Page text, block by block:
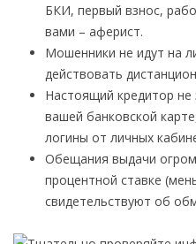
БКИ, первый взнос,
вами – аферист.
Мошенники не идут на
действовать
Настоящий кредитор не
вашей банковской
логины от личных
Обещания выдачи
процентной ставке
свидетельствуют об